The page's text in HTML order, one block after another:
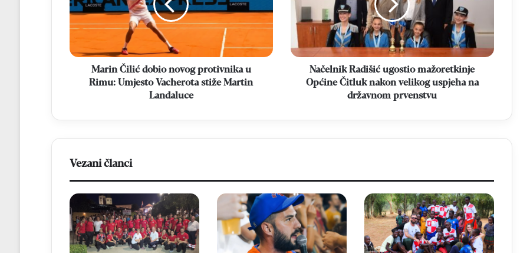
protivnika
u
Rimu:
Vacherota
Martin
Marin Čilić dobio novog protivnika u
Rimu: Umjesto Vacherota stiže Martin
Landaluce
Općine
Čitluk
nakon
velikog
uspjeha
državnom
Načelnik Radišić ugostio mažoretkinje
Općine Čitluk nakon velikog uspjeha na
državnom prvenstvu
Vezani članci